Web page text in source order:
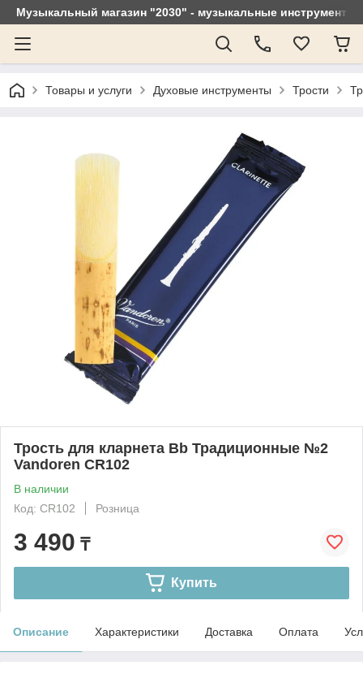
Музыкальный магазин "2030" - музыкальные
Товары и услуги Духовые инструменты Трости
Трость для кларнета Bb Традиционные №2
Vandoren CR102
В наличии
Код: CR102
Розница
3 490 ₸
Купить
Описание Характеристики Доставка Оплата